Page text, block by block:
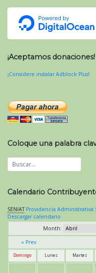
¡Aceptamos donaciones!
¡Considere instalar Adblock Plus!
Coloque una palabra
Calendario
SENIAT Providencia Administrativa
Descargar calendario
Month:
« Prev
Domingo Lunes Martes